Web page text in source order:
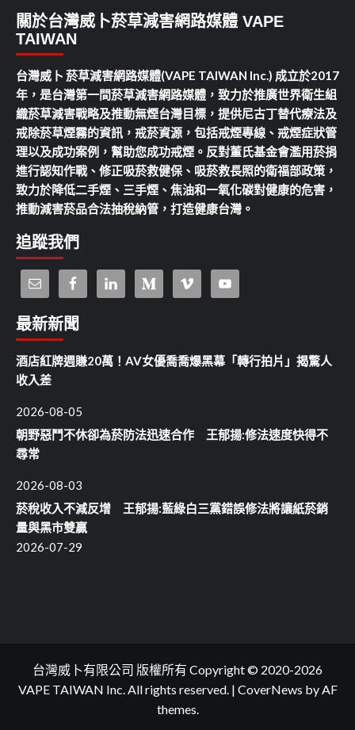
關於台灣威卜菸草減害網路媒體 VAPE
TAIWAN
台灣威卜 菸草減害網路媒體(VAPE TAIWAN Inc.) 成立於2017
年，是台灣第一間菸草減害網路媒體，致力於推廣世界衛生組
織菸草減害戰略及推動無煙台灣目標，提供尼古丁替代療法及
戒除菸草煙霧的資訊，戒菸資源，包括戒煙專線、戒煙症狀管
理以及成功案例，幫助您成功戒煙。反對董氏基金會濫用菸捐
進行認知作戰、修正吸菸救健保、吸菸救長照的衛福部政策，
致力於降低二手煙、三手煙、焦油和一氧化碳對健康的危害，
推動減害菸品合法抽稅納管，打造健康台灣。
追蹤我們
最新新聞
酒店紅牌週賺20萬！AV女優喬喬爆黑幕「轉行拍片」揭驚人
收入差
2026-08-05
朝野惡鬥不休卻為菸防法迅速合作 王郁揚:修法速度快得不
尋常
2026-08-03
菸稅收入不減反增 王郁揚:藍綠白三黨錯誤修法將讓紙菸銷
量與黑市雙贏
2026-07-29
台灣威卜有限公司 版權所有 Copyright © 2020-2026
VAPE TAIWAN Inc. All rights reserved. | CoverNews by AF
themes.